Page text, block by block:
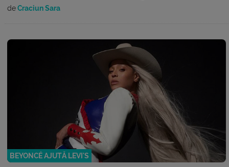
deCraciun Sara
BEYONCÉ AJUTĂ LEVI'S